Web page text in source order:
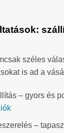
széles
is ad a
– gyors és
–